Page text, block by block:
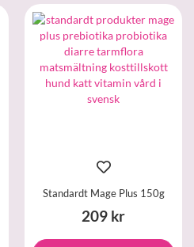
Standardt Mage Plus 150g
209 kr